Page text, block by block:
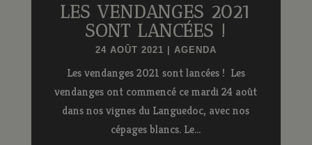
LES VENDANGES 2021
SONT LANCÉES !
24 AOÛT 2021 AGENDA
Les vendanges 2021 sont lancées ! Les
vendanges ont commencé ce mardi 24 août
dans nos vignes du Languedoc, avec nos
cépages blancs. Le...